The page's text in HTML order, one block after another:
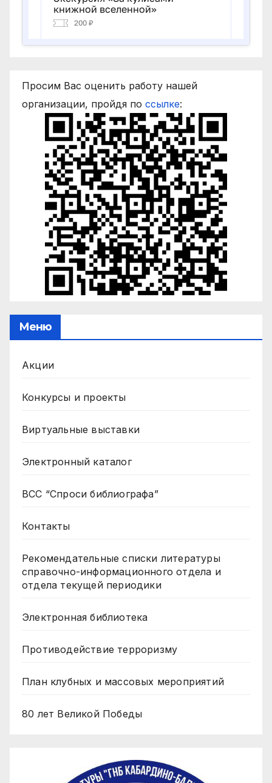
Просим Вас оценить работу нашей
организации, пройдя по ссылке:
Меню
Акции
Конкурсы и проекты
Виртуальные выставки
Электронный каталог
ВСС “Спроси библиографа”
Контакты
Рекомендательные списки литературы
справочно-информационного отдела и
отдела текущей периодики
Электронная библиотека
Противодействие терроризму
План клубных и массовых мероприятий
80 лет Великой Победы